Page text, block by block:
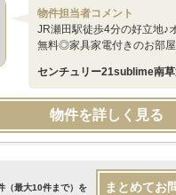
物件担当者コメント
JR瀬田駅徒歩4分の好立地♪
無料◎家具家電付きのお部
センチュリー21sublime南
物件を詳しく見る
（最大10件まで）を まとめてお